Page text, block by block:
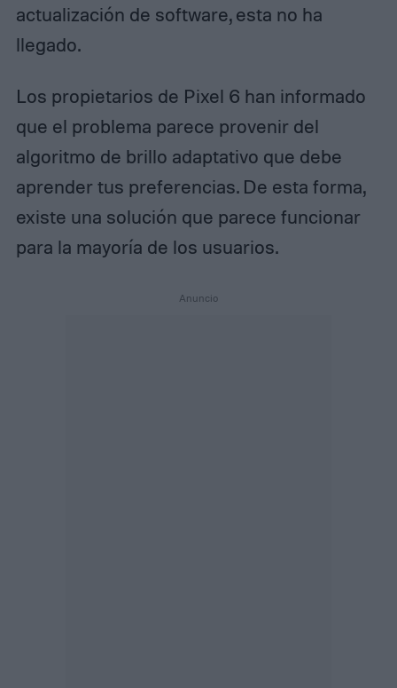
actualización de software, esta no ha
llegado.
Los propietarios de Pixel 6 han informado
que el problema parece provenir del
algoritmo de brillo adaptativo que debe
aprender tus preferencias. De esta forma,
existe una solución que parece funcionar
para la mayoría de los usuarios.